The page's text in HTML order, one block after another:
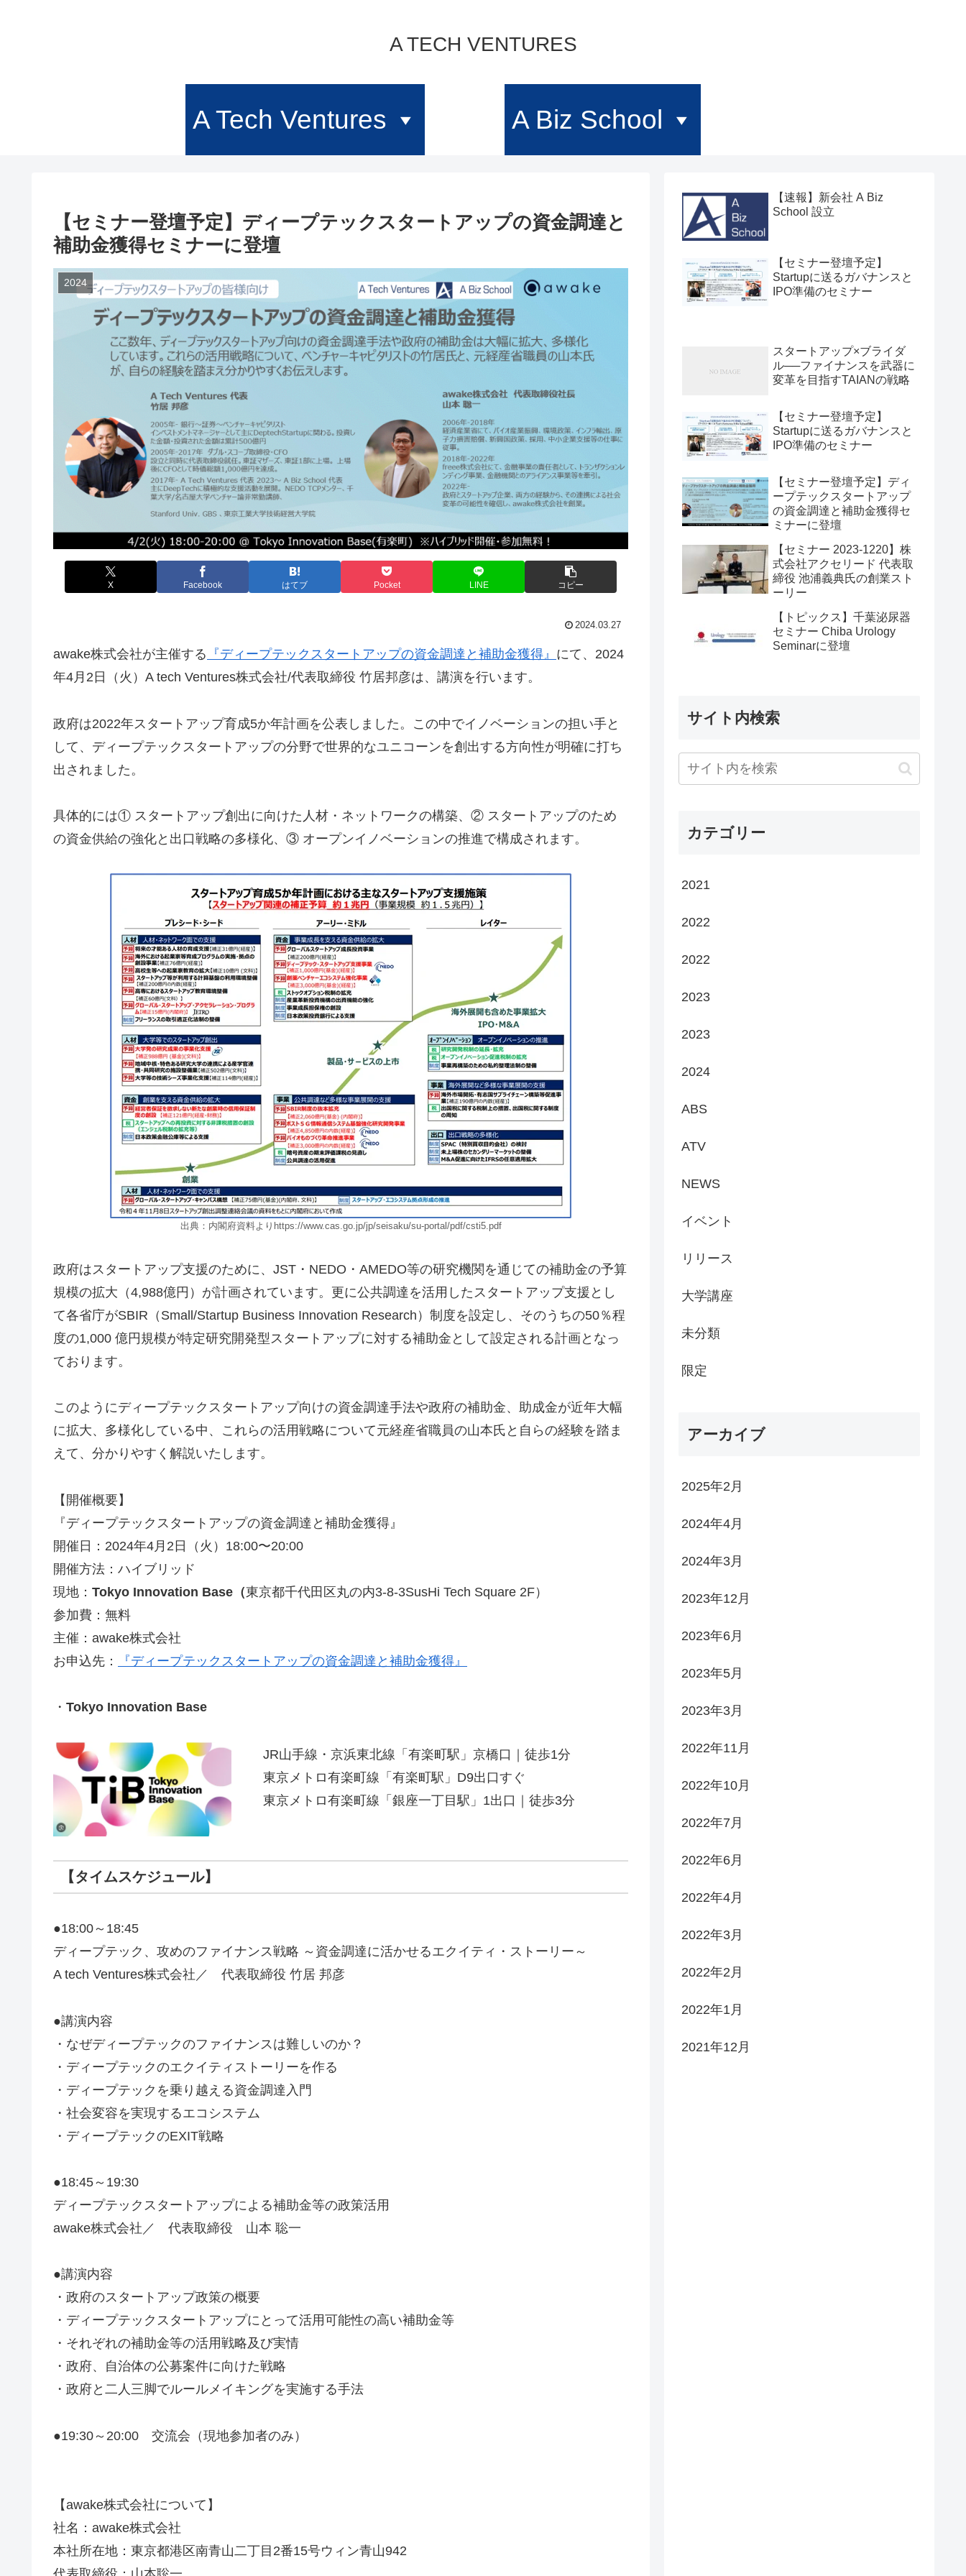
A TECH VENTURES
A Tech Ventures A Biz School
【セミナー登壇予定】ディープテックスタートアップの資金調達と
補助金獲得セミナーに登壇
2024
X Facebook はてブ Pocket LINE コピー
2024.03.27
awake株式会社が主催する 『ディープテックスタートアップの資金調達と補助金獲得』 にて、2024
年4月2日（火）A tech Ventures株式会社/代表取締役 竹居邦彦は、講演を行います。
政府は2022年スタートアップ育成5か年計画を公表しました。この中でイノベーションの担い手と
して、ディープテックスタートアップの分野で世界的なユニコーンを創出する方向性が明確に打ち
出されました。
具体的には① スタートアップ創出に向けた人材・ネットワークの構築、② スタートアップのため
の資金供給の強化と出口戦略の多様化、③ オープンイノベーションの推進で構成されます。
出典：内閣府資料よりhttps://www.cas.go.jp/jp/seisaku/su-portal/pdf/csti5.pdf
政府はスタートアップ支援のために、JST・NEDO・AMEDO等の研究機関を通じての補助金の予算
規模の拡大（4,988億円）が計画されています。更に公共調達を活用したスタートアップ支援とし
て各省庁がSBIR（Small/Startup Business Innovation Research）制度を設定し、そのうちの50％程
度の1,000 億円規模が特定研究開発型スタートアップに対する補助金として設定される計画となっ
ております。
このようにディープテックスタートアップ向けの資金調達手法や政府の補助金、助成金が近年大幅
に拡大、多様化している中、これらの活用戦略について元経産省職員の山本氏と自らの経験を踏ま
えて、分かりやすく解説いたします。
【開催概要】
『ディープテックスタートアップの資金調達と補助金獲得』
開催日：2024年4月2日（火）18:00〜20:00
開催方法：ハイブリッド
現地： Tokyo Innovation Base（東京都千代田区丸の内3-8-3SusHi Tech Square 2F）
参加費：無料
主催：awake株式会社
お申込先：
『ディープテックスタートアップの資金調達と補助金獲得』
・ Tokyo Innovation Base
JR山手線・京浜東北線「有楽町駅」京橋口｜徒歩1分
東京メトロ有楽町線「有楽町駅」D9出口すぐ
東京メトロ有楽町線「銀座一丁目駅」1出口｜徒歩3分
【タイムスケジュール】
●18:00～18:45
ディープテック、攻めのファイナンス戦略 ～資金調達に活かせるエクイティ・ストーリー～
A tech Ventures株式会社／ 代表取締役 竹居 邦彦
●講演内容
・なぜディープテックのファイナンスは難しいのか？
・ディープテックのエクイティストーリーを作る
・ディープテックを乗り越える資金調達入門
・社会変容を実現するエコシステム
・ディープテックのEXIT戦略
●18:45～19:30
ディープテックスタートアップによる補助金等の政策活用
awake株式会社／ 代表取締役 山本 聡一
●講演内容
・政府のスタートアップ政策の概要
・ディープテックスタートアップにとって活用可能性の高い補助金等
・それぞれの補助金等の活用戦略及び実情
・政府、自治体の公募案件に向けた戦略
・政府と二人三脚でルールメイキングを実施する手法
●19:30～20:00 交流会（現地参加者のみ）
【awake株式会社について】
社名：awake株式会社
本社所在地：東京都港区南青山二丁目2番15号ウィン青山942
【速報】新会社 A Biz
School 設立
【セミナー登壇予定】
Startupに送るガバナンスと
IPO準備のセミナー
スタートアップ×ブライダ
ル──ファイナンスを武器に
変革を目指すTAIANの戦略
【セミナー登壇予定】
Startupに送るガバナンスと
IPO準備のセミナー
【セミナー登壇予定】ディ
ープテックスタートアップ
の資金調達と補助金獲得セ
ミナーに登壇
【セミナー 2023-1220】株
式会社アクセリード 代表取
締役 池浦義典氏の創業スト
ーリー
【トピックス】千葉泌尿器
セミナー Chiba Urology
Seminarに登壇
サイト内検索
カテゴリー
2021
2022
2022
2023
2023
2024
ABS
ATV
NEWS
イベント
リリース
大学講座
未分類
限定
アーカイブ
2025年2月
2024年4月
2024年3月
2023年12月
2023年6月
2023年5月
2023年3月
2022年11月
2022年10月
2022年7月
2022年6月
2022年4月
2022年3月
2022年2月
2022年1月
2021年12月